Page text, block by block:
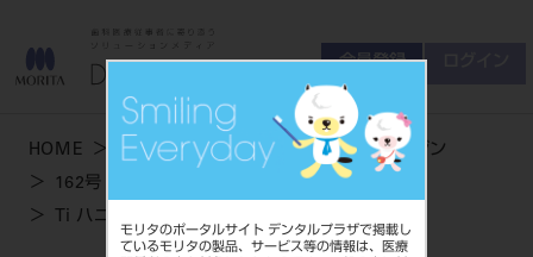
モリタのポータルサイト デンタルプラザで掲載し
ているモリタの製品、サービス等の情報は、医療
会員登録
HOME 学術・お役立ち情報
デンタルマガジン
162号 AUTUMN
Ti ハニカムメンブレンの特徴とその使用方法
お問い合わせ
商品について
セミナーについて
友の会について
会員登録 ログイン